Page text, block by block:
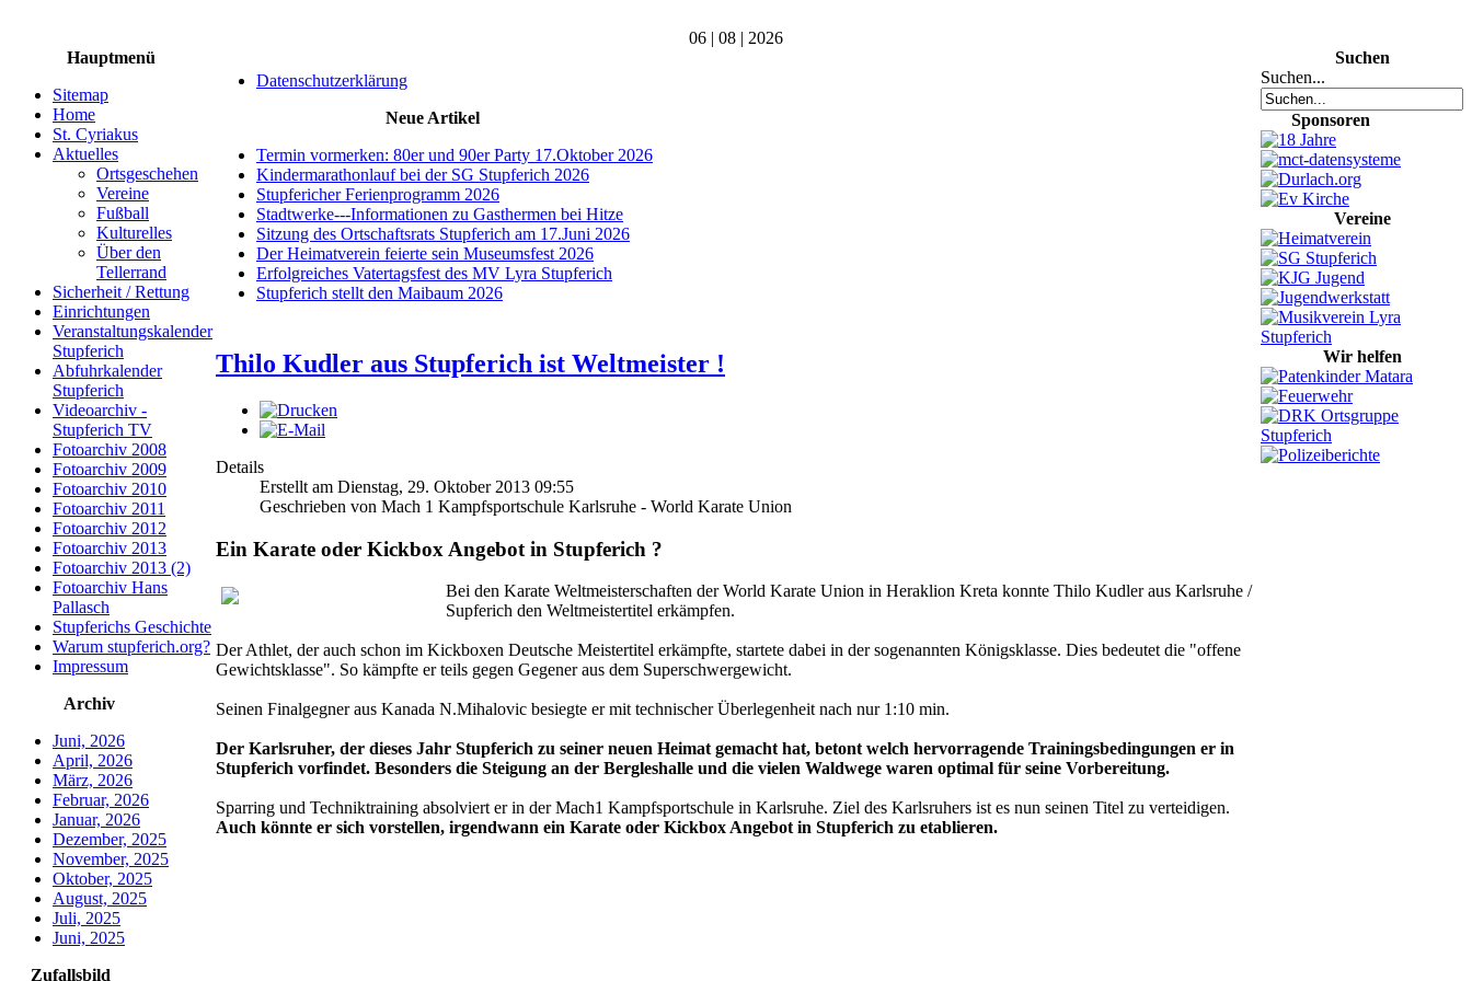
06 | 08 | 2026
Hauptmenü
Sitemap
Home
St. Cyriakus
Aktuelles
Ortsgeschehen
Vereine
Fußball
Kulturelles
Über den
Tellerrand
Sicherheit / Rettung
Einrichtungen
Veranstaltungskalender
Stupferich
Abfuhrkalender
Stupferich
Videoarchiv -
Stupferich TV
Fotoarchiv 2008
Fotoarchiv 2009
Fotoarchiv 2010
Fotoarchiv 2011
Fotoarchiv 2012
Fotoarchiv 2013
Fotoarchiv 2013 (2)
Fotoarchiv Hans
Pallasch
Stupferichs Geschichte
Warum stupferich.org?
Impressum
Archiv
Juni, 2026
April, 2026
März, 2026
Februar, 2026
Januar, 2026
Dezember, 2025
November, 2025
Oktober, 2025
August, 2025
Juli, 2025
Juni, 2025
Zufallsbild
Datenschutzerklärung
Neue Artikel
Termin vormerken: 80er und 90er Party 17.Oktober 2026
Kindermarathonlauf bei der SG Stupferich 2026
Stupfericher Ferienprogramm 2026
Stadtwerke---Informationen zu Gasthermen bei Hitze
Sitzung des Ortschaftsrats Stupferich am 17.Juni 2026
Der Heimatverein feierte sein Museumsfest 2026
Erfolgreiches Vatertagsfest des MV Lyra Stupferich
Stupferich stellt den Maibaum 2026
Thilo Kudler aus Stupferich ist Weltmeister !
Details
Erstellt am Dienstag, 29. Oktober 2013 09:55
Geschrieben von Mach 1 Kampfsportschule Karlsruhe - World Karate Union
Ein Karate oder Kickbox Angebot in Stupferich ?
Bei den Karate Weltmeisterschaften der World Karate Union in Heraklion Kreta konnte Thilo Kudler aus Karlsruhe /
Supferich den Weltmeistertitel erkämpfen.
Der Athlet, der auch schon im Kickboxen Deutsche Meistertitel erkämpfte, startete dabei in der sogenannten Königsklasse. Dies bedeutet die "offene
Gewichtsklasse". So kämpfte er teils gegen Gegener aus dem Superschwergewicht.
Seinen Finalgegner aus Kanada N.Mihalovic besiegte er mit technischer Überlegenheit nach nur 1:10 min.
Der Karlsruher, der dieses Jahr Stupferich zu seiner neuen Heimat gemacht hat, betont welch hervorragende Trainingsbedingungen er in
Stupferich vorfindet. Besonders die Steigung an der Bergleshalle und die vielen Waldwege waren optimal für seine Vorbereitung.
Sparring und Techniktraining absolviert er in der Mach1 Kampfsportschule in Karlsruhe. Ziel des Karlsruhers ist es nun seinen Titel zu verteidigen.
Auch könnte er sich vorstellen, irgendwann ein Karate oder Kickbox Angebot in Stupferich zu etablieren.
Suchen
Suchen...
Sponsoren
Vereine
Wir helfen